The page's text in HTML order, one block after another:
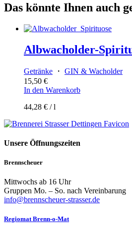
Das könnte Ihnen auch
Albwacholder-
Getränke ・ GIN & Wacholder
15,50 €
In den Warenkorb
44,28 € /l
Unsere Öffnungszeiten
Brennscheuer
Mittwochs ab 16 Uhr
Gruppen Mo. – So. nach Vereinbarung
info@brennscheuer-strasser.de
Regiomat Brenn-o-Mat